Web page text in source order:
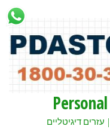
דיגיטליים